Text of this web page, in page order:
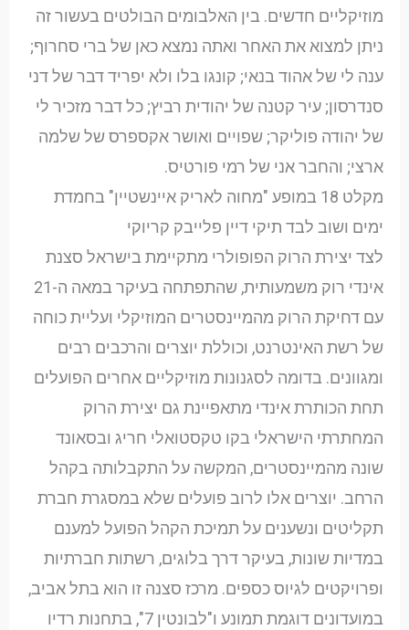
מוזיקליים חדשים. בין האלבומים הבולטים בעשור זה
ניתן למצוא את האחר ואתה נמצא כאן של ברי סחרוף;
ענה לי של אהוד בנאי; קונגו בלו ולא יפריד דבר של דני
סנדרסון; עיר קטנה של יהודית רביץ; כל דבר מזכיר לי
של יהודה פוליקר; שפויים ואושר אקספרס של שלמה
ארצי; והחבר אני של רמי פורטיס.
מקלט 18 במופע "מחוה לאריק איינשטיין" בחמדת
ימים ושוב לבד תיקי דיין פלייבק קריוקי
לצד יצירת הרוק הפופולרי מתקיימת בישראל סצנת
אינדי רוק משמעותית, שהתפתחה בעיקר במאה ה-21
עם דחיקת הרוק מהמיינסטרים המוזיקלי ועליית כוחה
של רשת האינטרנט, וכוללת יוצרים והרכבים רבים
ומגוונים. בדומה לסגנונות מוזיקליים אחרים הפועלים
תחת הכותרת אינדי מתאפיינת גם יצירת הרוק
המחתרתי הישראלי בקו טקסטואלי חריג ובסאונד
שונה מהמיינסטרים, המקשה על התקבלותה בקהל
הרחב. יוצרים אלו לרוב פועלים שלא במסגרת חברת
תקליטים ונשענים על תמיכת הקהל הפועל למענם
במדיות שונות, בעיקר דרך בלוגים, רשתות חברתיות
ופרויקטים לגיוס כספים. מרכז סצנה זו הוא בתל אביב,
במועדונים דוגמת תמונע ו"לבונטין 7", בתחנות רדיו